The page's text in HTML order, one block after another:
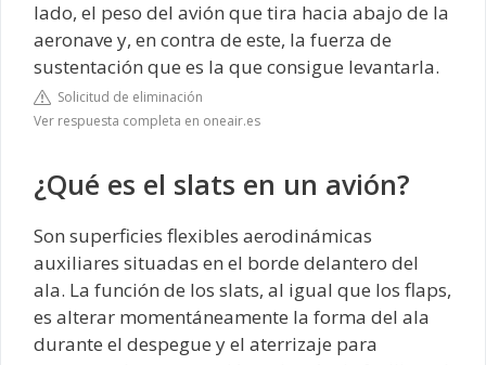
lado, el peso del avión que tira hacia abajo de la
aeronave y, en contra de este, la fuerza de
sustentación que es la que consigue levantarla.
Solicitud de eliminación
Ver respuesta completa en oneair.es
¿Qué es el slats en un avión?
Son superficies flexibles aerodinámicas
auxiliares situadas en el borde delantero del
ala. La función de los slats, al igual que los flaps,
es alterar momentáneamente la forma del ala
durante el despegue y el aterrizaje para